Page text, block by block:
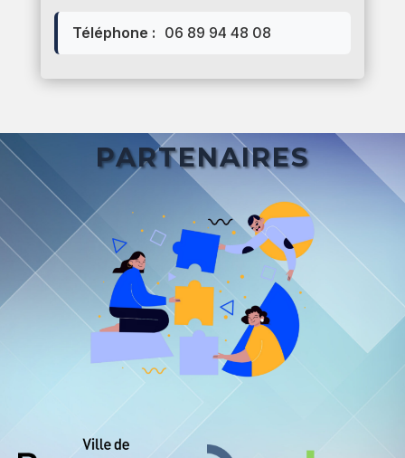
Téléphone : 06 89 94 48 08
PARTENAIRES